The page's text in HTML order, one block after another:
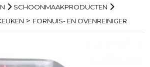
SCHOONMAAKPRODUCTEN
> FORNUIS- EN OVENREINIGER